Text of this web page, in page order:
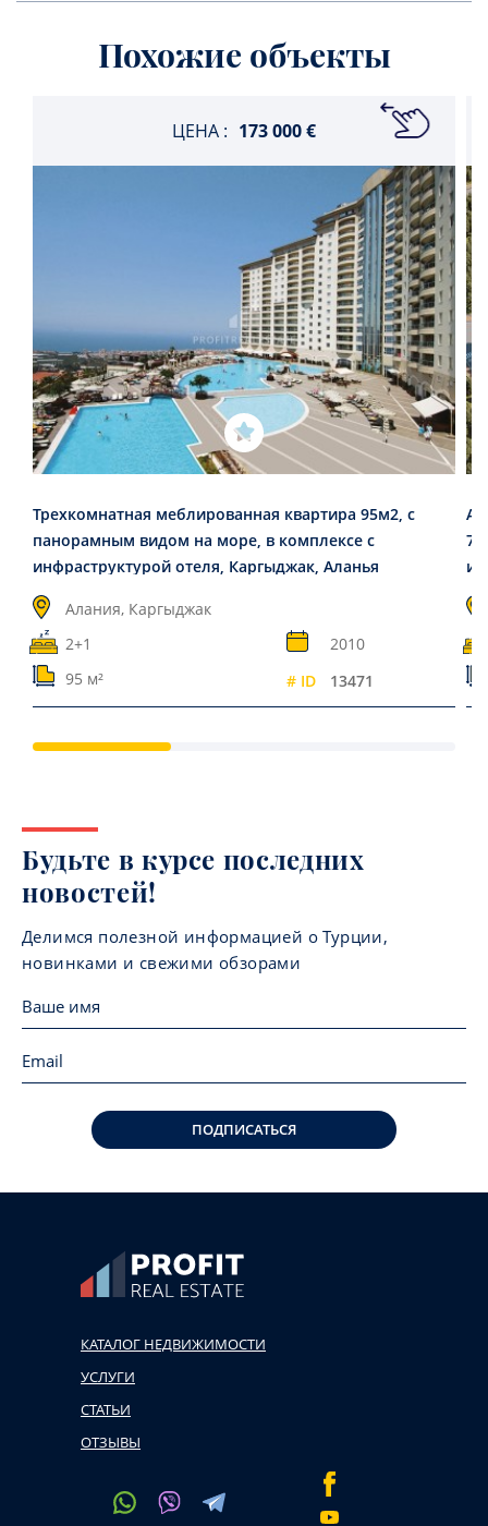
Похожие объекты
ЦЕНА : 173 000 €
Трехкомнатная меблированная квартира 95м2, с
панорамным видом на море, в комплексе с
инфраструктурой отеля, Каргыджак, Аланья
Алания, Каргыджак
2+1
2010
95 м²
# ID 13471
Будьте в курсе последних
новостей!
Делимся полезной информацией о Турции,
новинками и свежими обзорами
ПОДПИСАТЬСЯ
КАТАЛОГ НЕДВИЖИМОСТИ
УСЛУГИ
СТАТЬИ
ОТЗЫВЫ